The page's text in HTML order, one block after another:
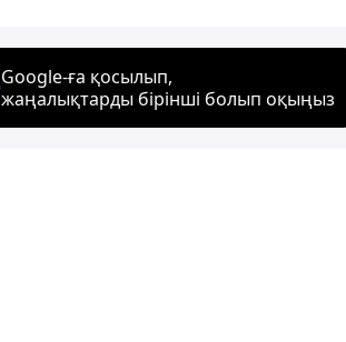
Google-ға қосылып,
жаңалықтарды бірінші болып оқыңыз